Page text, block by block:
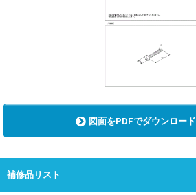
図面をPDFでダウンロード
補修品リスト